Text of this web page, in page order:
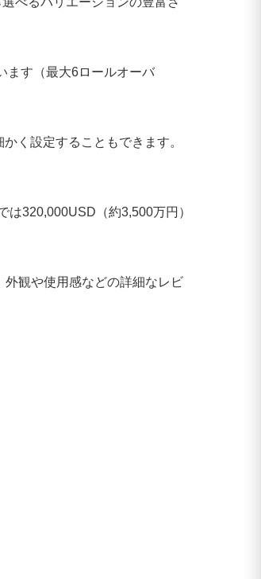
ます（最大6ロールオーバ
く設定することもできます。
320,000USD（約3,500万円）
観や使用感などの詳細なレビ